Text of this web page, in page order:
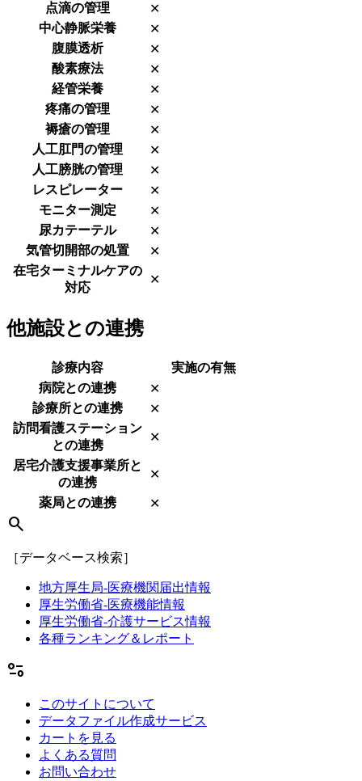
点滴の管理
✕
中心静脈栄養
✕
腹膜透析
✕
酸素療法
✕
経管栄養
✕
疼痛の管理
✕
褥瘡の管理
✕
人工肛門の管理
✕
人工膀胱の管理
✕
レスピレーター
✕
モニター測定
✕
尿カテーテル
✕
気管切開部の処置
✕
在宅ターミナルケアの
対応
✕
他施設との連携
診療内容
実施の有無
病院との連携
✕
診療所との連携
✕
訪問看護ステーション
との連携
✕
居宅介護支援事業所と
の連携
✕
薬局との連携 ✕
search
［データベース検索］
地方厚生局-医療機関届出情報
厚生労働省-医療機能情報
厚生労働省-介護サービス情報
各種ランキング＆レポート
page_info
このサイトについて
データファイル作成サービス
カートを見る
よくある質問
お問い合わせ